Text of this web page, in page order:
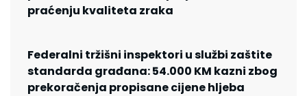
praćenju kvaliteta zraka
Federalni tržišni inspektori u službi zaštite
standarda građana: 54.000 KM kazni zbog
prekoračenja propisane cijene hljeba